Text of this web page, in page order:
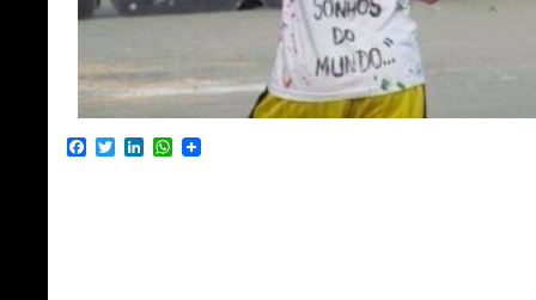
Facebook
TwitterLinkedInWhatsApp